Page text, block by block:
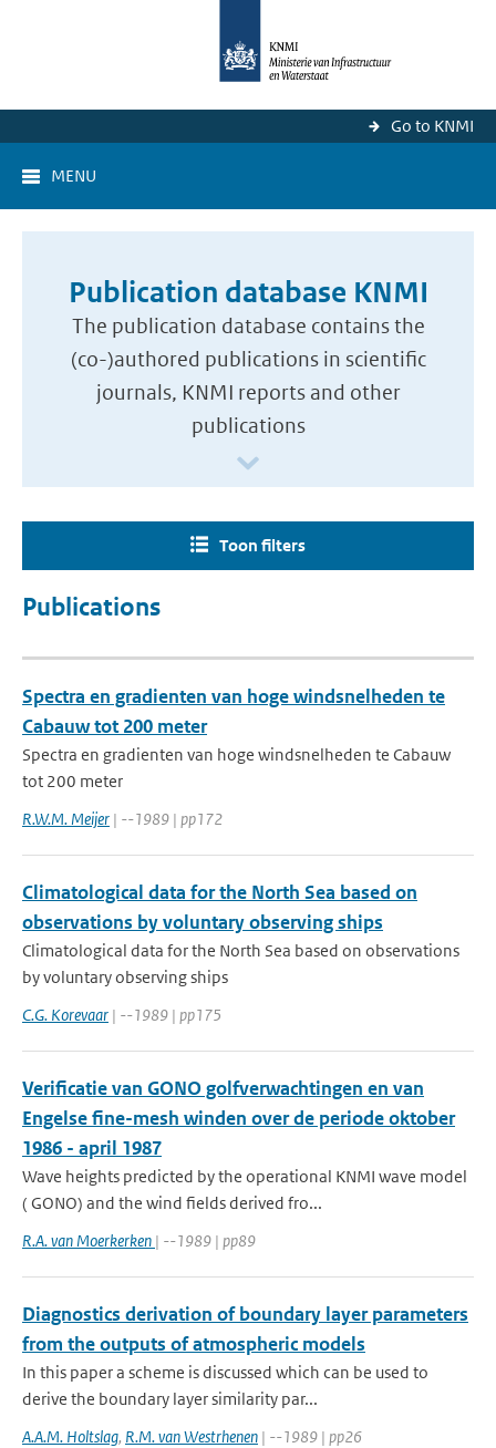
Go to KNMI
MENU
Publication database KNMI
The publication database contains the
(co-)authored publications in scientific
journals, KNMI reports and other
publications
Toon filters
Publications
Spectra en gradienten van hoge windsnelheden te
Cabauw tot 200 meter
Spectra en gradienten van hoge windsnelheden te Cabauw
tot 200 meter
R.W.M. Meijer | --1989 | pp172
Climatological data for the North Sea based on
observations by voluntary observing ships
Climatological data for the North Sea based on observations
by voluntary observing ships
C.G. Korevaar | --1989 | pp175
Verificatie van GONO golfverwachtingen en van
Engelse fine-mesh winden over de periode oktober
1986 - april 1987
Wave heights predicted by the operational KNMI wave model
( GONO) and the wind fields derived fro...
R.A. van Moerkerken | --1989 | pp89
Diagnostics derivation of boundary layer parameters
from the outputs of atmospheric models
In this paper a scheme is discussed which can be used to
derive the boundary layer similarity par...
A.A.M. Holtslag, R.M. van Westrhenen | --1989 | pp26